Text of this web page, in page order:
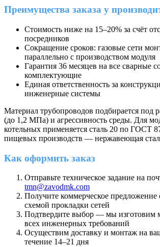
Преимущества заказа у
Стоимость ниже на 15–20% за счёт
посредников
Сокращение сроков: газовые сети
параллельно с производством модуля
Гарантия 36 месяцев на все сварные
комплектующие
Единая ответственность за
инженерные системы
Материал трубопроводов подбирается под
(до 1,2 МПа) и агрессивность среды. Для
котельных применяется сталь 20 по ГОСТ
пищевых производств — нержавеющая
Как оформить заказ
Отправьте техническое задание на
tmn@zavodmk.com
Получите коммерческое предложение
схемой прокладки сетей
Подтвердите выбор — мы изготовим
всех инженерных требований
Осуществим доставку и монтаж на
течение 14–21 дня